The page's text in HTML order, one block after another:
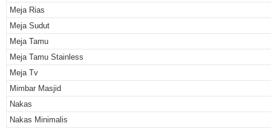
Meja Rias
Meja Sudut
Meja Tamu
Meja Tamu Stainless
Meja Tv
Mimbar Masjid
Nakas
Nakas Minimalis